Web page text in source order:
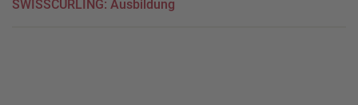
SWISSCURLING: Ausbildung